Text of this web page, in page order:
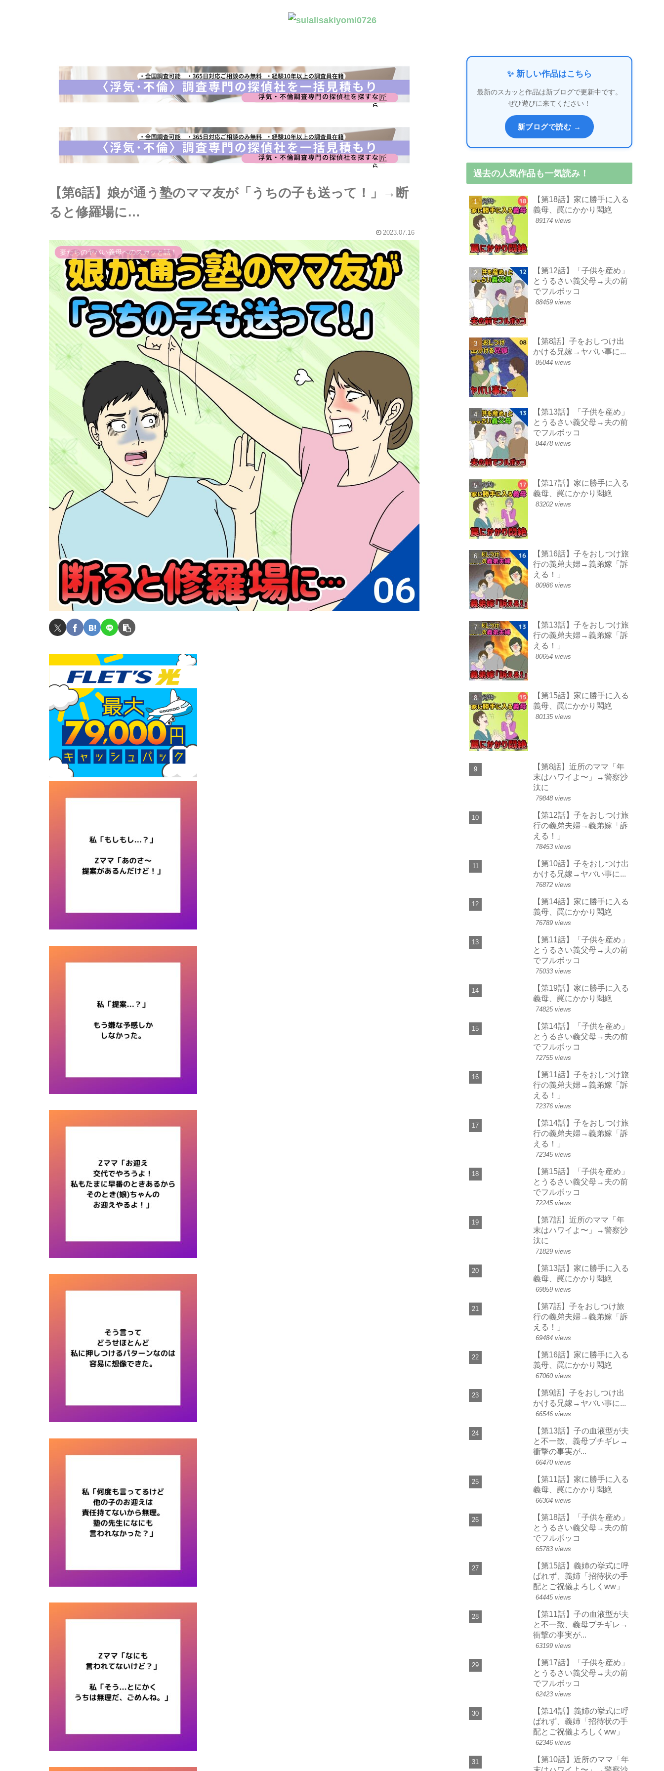
【第6話】娘が通う塾のママ友が「うちの子も送って！」→断
ると修羅場に…
2023.07.16
妻たちのヤバい義母へのスカッと話！
✨ 新しい作品はこちら
最新のスカッと作品は新ブログで更新中です。
ぜひ遊びに来てください！
新ブログで読む →
過去の人気作品も一気読み！
【第18話】家に勝手に入る
義母、罠にかかり悶絶
89174 views
【第12話】「子供を産め」
とうるさい義父母→夫の前
でフルボッコ
88459 views
【第8話】子をおしつけ出
かける兄嫁→ヤバい事に...
85044 views
【第13話】「子供を産め」
とうるさい義父母→夫の前
でフルボッコ
84478 views
【第17話】家に勝手に入る
義母、罠にかかり悶絶
83202 views
【第16話】子をおしつけ旅
行の義弟夫婦→義弟嫁「訴
える！」
80986 views
【第13話】子をおしつけ旅
行の義弟夫婦→義弟嫁「訴
える！」
80654 views
【第15話】家に勝手に入る
義母、罠にかかり悶絶
80135 views
【第8話】近所のママ「年
末はハワイよ〜」→警察沙
汰に
79848 views
【第12話】子をおしつけ旅
行の義弟夫婦→義弟嫁「訴
える！」
78453 views
【第10話】子をおしつけ出
かける兄嫁→ヤバい事に...
76872 views
【第14話】家に勝手に入る
義母、罠にかかり悶絶
76789 views
【第11話】「子供を産め」
とうるさい義父母→夫の前
でフルボッコ
75033 views
【第19話】家に勝手に入る
義母、罠にかかり悶絶
74825 views
【第14話】「子供を産め」
とうるさい義父母→夫の前
でフルボッコ
72755 views
【第11話】子をおしつけ旅
行の義弟夫婦→義弟嫁「訴
える！」
72376 views
【第14話】子をおしつけ旅
行の義弟夫婦→義弟嫁「訴
える！」
72345 views
【第15話】「子供を産め」
とうるさい義父母→夫の前
でフルボッコ
72245 views
【第7話】近所のママ「年
末はハワイよ〜」→警察沙
汰に
71829 views
【第13話】家に勝手に入る
義母、罠にかかり悶絶
69859 views
【第7話】子をおしつけ旅
行の義弟夫婦→義弟嫁「訴
える！」
69484 views
【第16話】家に勝手に入る
義母、罠にかかり悶絶
67060 views
【第9話】子をおしつけ出
かける兄嫁→ヤバい事に...
66546 views
【第13話】子の血液型が夫
と不一致、義母ブチギレ→
衝撃の事実が...
66470 views
【第11話】家に勝手に入る
義母、罠にかかり悶絶
66304 views
【第18話】「子供を産め」
とうるさい義父母→夫の前
でフルボッコ
65783 views
【第15話】義姉の挙式に呼
ばれず、義姉「招待状の手
配とご祝儀よろしくww」
64445 views
【第11話】子の血液型が夫
と不一致、義母ブチギレ→
衝撃の事実が...
63199 views
【第17話】「子供を産め」
とうるさい義父母→夫の前
でフルボッコ
62423 views
【第14話】義姉の挙式に呼
ばれず、義姉「招待状の手
配とご祝儀よろしくww」
62346 views
【第10話】近所のママ「年